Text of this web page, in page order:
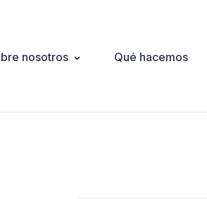
nosotros Qué hacemos